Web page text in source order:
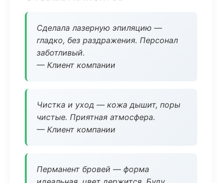
Сделала лазерную эпиляцию —
гладко, без раздражения. Персонал
заботливый.
— Клиент компании
Чистка и уход — кожа дышит, поры
чистые. Приятная атмосфера.
— Клиент компании
Перманент бровей — форма